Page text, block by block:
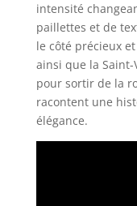
intensité
paillettes et de
le côté précieux
ainsi que la
pour sortir de la
racontent une
élégance.